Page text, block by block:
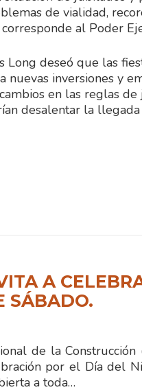
de vialidad,
al Poder
deseó que las
inversiones y
en las reglas de
desalentar la llegada
A
SÁBADO.
de la Construcción
por el Día del
a toda…